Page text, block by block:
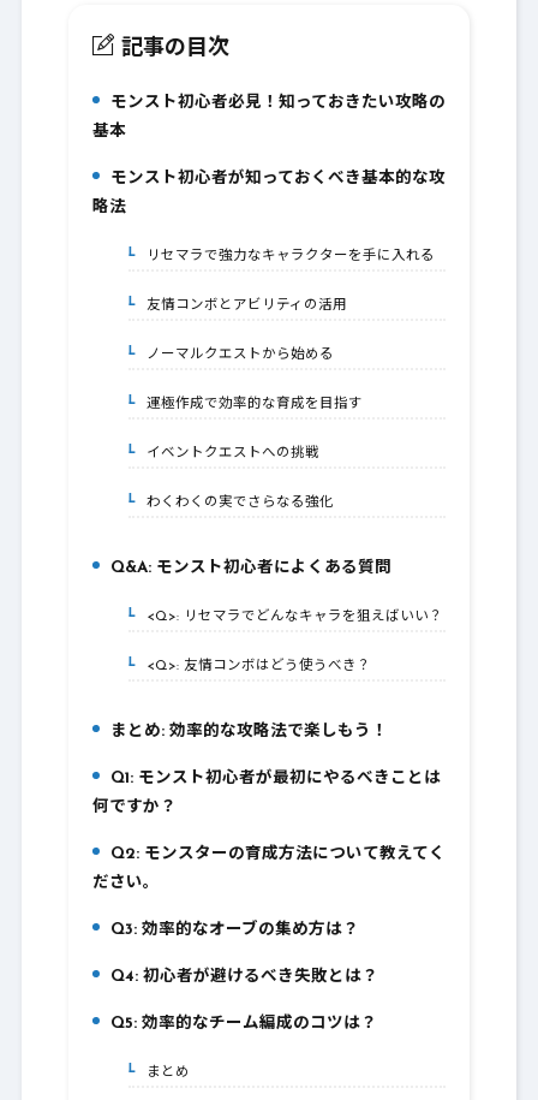
記事の目次
モンスト初心者必見！知っておきたい攻略の
基本
モンスト初心者が知っておくべき基本的な攻
略法
2-1.リセマラで強力なキャラクターを手に入れる
2-2.友情コンボとアビリティの活用
2-3.ノーマルクエストから始める
2-4.運極作成で効率的な育成を目指す
2-5.イベントクエストへの挑戦
2-6.わくわくの実でさらなる強化
Q&A: モンスト初心者によくある質問
3-1.<Q>: リセマラでどんなキャラを狙えばいい？
3-2.<Q>: 友情コンボはどう使うべき？
まとめ: 効率的な攻略法で楽しもう！
Q1: モンスト初心者が最初にやるべきことは
何ですか？
6.Q2: モンスターの育成方法について教えてく
ださい。
Q3: 効率的なオーブの集め方は？
8.Q4: 初心者が避けるべき失敗とは？
9.Q5: 効率的なチーム編成のコツは？
9-1.まとめ